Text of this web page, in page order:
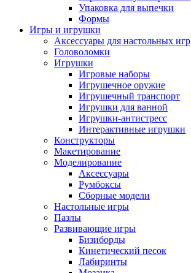
Упаковка для выпечки
Формы
Игры и игрушки
Аксессуары для настольных игр
Головоломки
Игрушки
Игровые наборы
Игрушечное оружие
Игрушечный транспорт
Игрушки для ванной
Игрушки-антистресс
Интерактивные игрушки
Конструкторы
Макетирование
Моделирование
Аксессуары
Румбоксы
Сборные модели
Настольные игры
Пазлы
Развивающие игры
Бизиборды
Кинетический песок
Лабиринты